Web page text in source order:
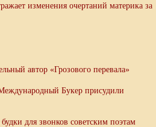
изменения очертаний материка за
автор «Грозового перевала»
Букер присудили
для звонков советским поэтам